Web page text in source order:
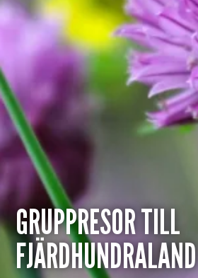
GRUPPRESOR TILL
FJÄRDHUNDRALAND